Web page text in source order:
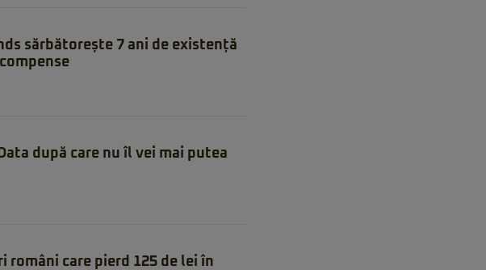
sărbătorește 7 ani de existență
după care nu îl vei mai putea
români care pierd 125 de lei în